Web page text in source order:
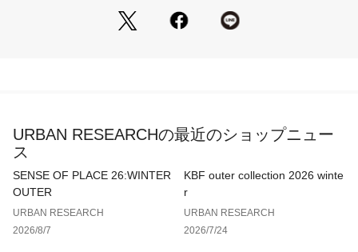
【2026 Spring/Summer】【26SS】
※商品画像は、光の当たり具合やパソコンなどの閲覧環境によ
り、実際の色味と異なって見える場合がございます。予めご了
承ください。
※商品の色味の目安は、商品単体の画像をご参照ください。
▼お気に入り登録のおすすめ▼
お気に入り登録された商品は、マイページにて現在の価格情報
URBAN RESEARCHの最近のショップニュー
ス
SENSE OF PLACE 26:WINTER
OUTER
URBAN RESEARCH
2026/8/7
KBF outer collection 2026 winte
r
URBAN RESEARCH
2026/7/24